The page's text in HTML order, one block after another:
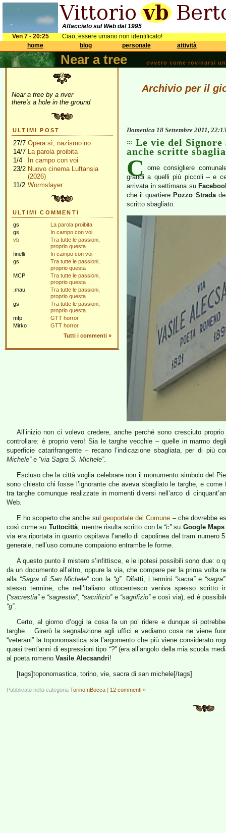
Affacciato sul Web dal 1995
Ven 7 - 20:25
Ciao, essere umano non identificato!
home
blog personale attività
Near a tree ovvero come rovinarsi
Near a tree by a river
there's a hole in the ground
ULTIMI POST
27/7 Opera sì, nazismo no
14/7 La parola proibita
1/4
In campo con voi
23/2 Nuovo cinema Luftansia
(2026)
11/2 Wormslayer
ULTIMI COMMENTI
gs
La parola proibita
gs
In campo con voi
vb
Tra tutte le passioni,
proprio questa
finelli
In campo con voi
gs
Tra tutte le passioni,
proprio questa
MCP
Tra tutte le passioni,
proprio questa
.mau.
Tra tutte le passioni,
proprio questa
gs
Tra tutte le passioni,
proprio questa
mfp
GTT horror
Mirko
GTT horror
Tutti i commenti »
Archivio per il
Domenica 18 Settembre 2011,
Le vie del
anche scritte
C ome consigliere
grandi a quelli più piccoli – e
arrivata in settimana su
che il quartiere Pozzo Strada
scritto sbagliato.
All’inizio non ci volevo credere, anche perché sono cresciuto
controllare: è proprio vero! Sia le targhe vecchie – quelle in marmo
superficie catarifrangente – recano l’indicazione sbagliata, per di più
Michele”e “via Sagra S. Michele”.
Escluso che la città voglia celebrare non il monumento simbolo del
sono chiesto chi fosse l’ignorante che aveva sbagliato le targhe, e
tra targhe comunque realizzate in momenti diversi nell’arco di
Web.
E ho scoperto che anche sul geoportale del Comune – che dovrebbe
così come su Tuttocittà; mentre risulta scritto con la “c”su Google Maps
via era riportata in quanto ospitava l’anello di capolinea del tram numero
generale, nell’uso comune compaiono entrambe le forme.
A questo punto il mistero s’infittisce, e le ipotesi possibili sono due: o
da un documento all’altro, oppure la via, che compare per la prima volta
alla “Sagra di San Michele”con la “g”. Difatti, i termini “sacra”e “sagra”
stesso termine, che nell’italiano ottocentesco veniva spesso scritto
(“sacrestia”e “sagrestia”, “sacrifizio”e “sagrifizio”e così via), ed è
“g”.
Certo, al giorno d’oggi la cosa fa un po’ ridere e dunque si
targhe… Girerò la segnalazione agli uffici e vediamo cosa ne viene
“veterani” la toponomastica sia l’argomento che più viene considerato
quasi trent’anni di espressioni tipo “?”(era all’angolo della mia scuola
al poeta romeno Vasile Alecsandri!
[tags]toponomastica, torino, vie, sacra di san michele[/tags]
Pubblicato nella categoria TorinoInBocca | 12 commenti »